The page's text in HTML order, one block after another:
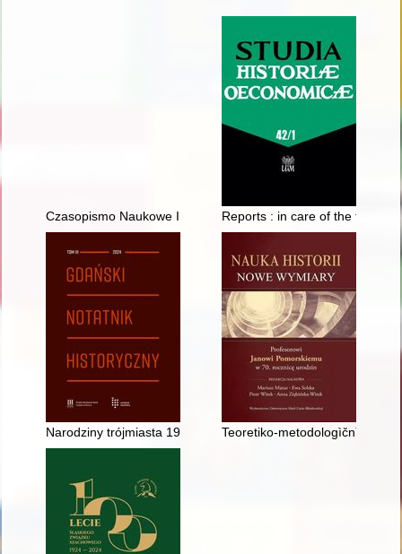
Czasopismo Naukowe Instytutu Studiów Kobiecych. 2024, [nr]
Reports : in care of the family :
Narodziny trójmiasta 1945-1949 : koncepcje i twórcy
Teoretiko-metodologìčnì